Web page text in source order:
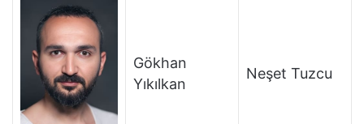
Gökhan
Yıkılkan
Neşet Tuzcu